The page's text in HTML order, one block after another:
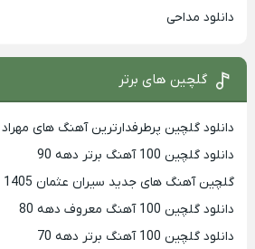
دانلود مداحی
گلچین های برتر
دانلود گلچین پرطرفدارترین آهنگ های مهراد
دانلود گلچین 100 آهنگ برتر دهه 90
گلچین آهنگ های جدید سیران عثمان 1405
دانلود گلچین 100 آهنگ معروف دهه 80
دانلود گلچین 100 آهنگ برتر دهه 70